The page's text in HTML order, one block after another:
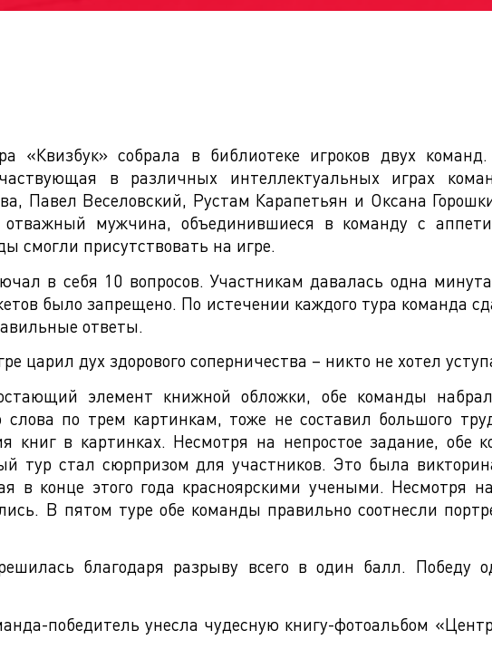
«Квизбук» собрала в библиотеке игроков двух
в различных интеллектуальных играх
Павел Веселовский, Рустам Карапетьян и Оксана
мужчина, объединившиеся в команду с
смогли присутствовать на игре.
в себя 10 вопросов. Участникам давалась одна
было запрещено. По истечении каждого тура команда
ответы.
дух здорового соперничества – никто не хотел
элемент книжной обложки, обе команды
слова по трем картинкам, тоже не составил большого
книг в картинках. Несмотря на непростое задание, обе
тур стал сюрпризом для участников. Это была
в конце этого года красноярскими учеными. Несмотря
В пятом туре обе команды правильно соотнесли
благодаря разрыву всего в один балл. Победу
победитель унесла чудесную книгу-фотоальбом